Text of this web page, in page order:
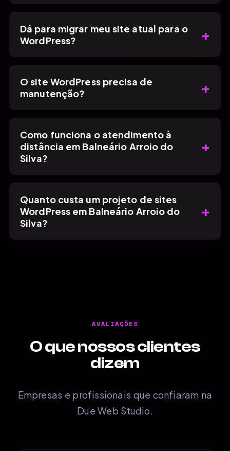
Dá para migrar meu site atual para o
WordPress?
+
O site WordPress precisa de
manutenção?
+
Como funciona o atendimento à
distância em Balneário Arroio do
Silva?
+
Quanto custa um projeto de sites
WordPress em Balneário Arroio do
Silva?
+
AVALIAÇÕES
O que nossos clientes
dizem
Empresas e profissionais que confiaram na
Due Web Studio.